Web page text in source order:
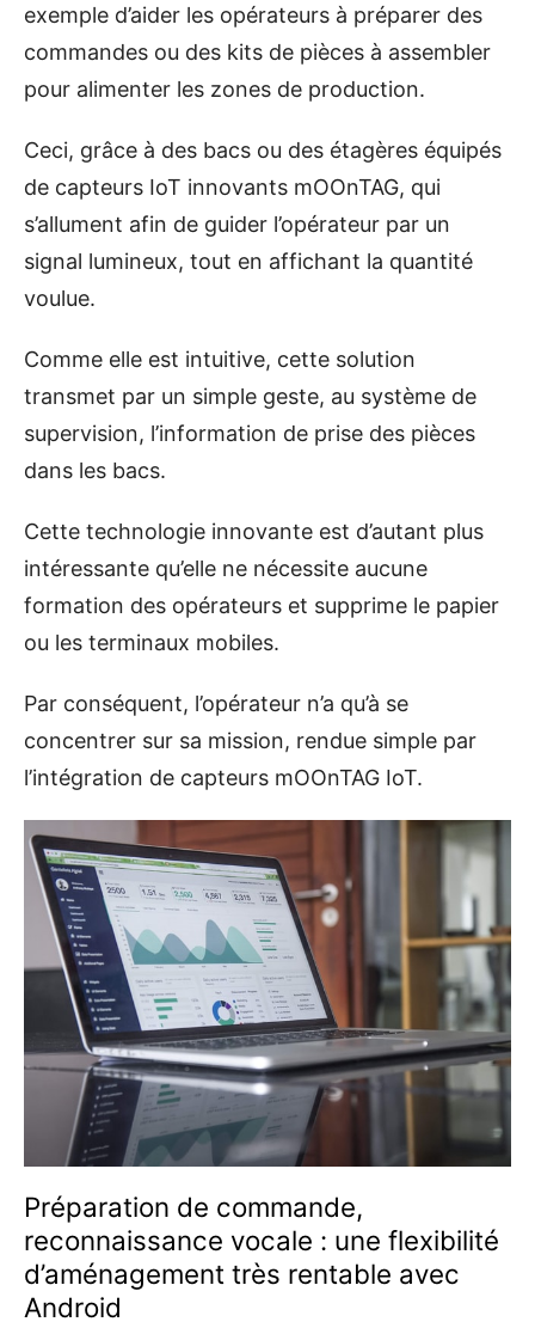
exemple d’aider les opérateurs à préparer des
commandes ou des kits de pièces à assembler
pour alimenter les zones de production.
Ceci, grâce à des bacs ou des étagères équipés
de capteurs IoT innovants mOOnTAG, qui
s’allument afin de guider l’opérateur par un
signal lumineux, tout en affichant la quantité
voulue.
Comme elle est intuitive, cette solution
transmet par un simple geste, au système de
supervision, l’information de prise des pièces
dans les bacs.
Cette technologie innovante est d’autant plus
intéressante qu’elle ne nécessite aucune
formation des opérateurs et supprime le papier
ou les terminaux mobiles.
Par conséquent, l’opérateur n’a qu’à se
concentrer sur sa mission, rendue simple par
l’intégration de capteurs mOOnTAG IoT.
Préparation de commande,
reconnaissance vocale : une flexibilité
d’aménagement très rentable avec
Android